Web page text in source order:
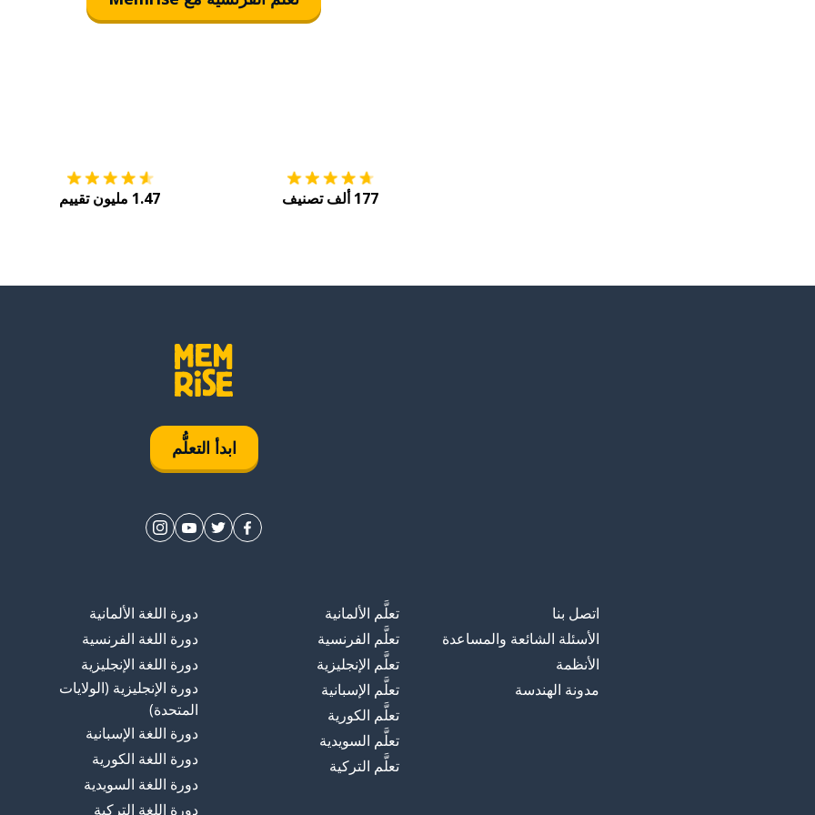
177 ألف تصنيف 1.47 مليون تقييم
ابدأ التعلُّم
اتصل بنا
الأسئلة الشائعة والمساعدة
الأنظمة
مدونة الهندسة
تعلَّم الألمانية
تعلَّم الفرنسية
تعلَّم الإنجليزية
تعلَّم الإسبانية
تعلَّم الكورية
تعلَّم السويدية
تعلَّم التركية
دورة اللغة الألمانية
دورة اللغة الفرنسية
دورة اللغة الإنجليزية
دورة الإنجليزية (الولايات
المتحدة)
دورة اللغة الإسبانية
دورة اللغة الكورية
دورة اللغة السويدية
دورة اللغة التركية